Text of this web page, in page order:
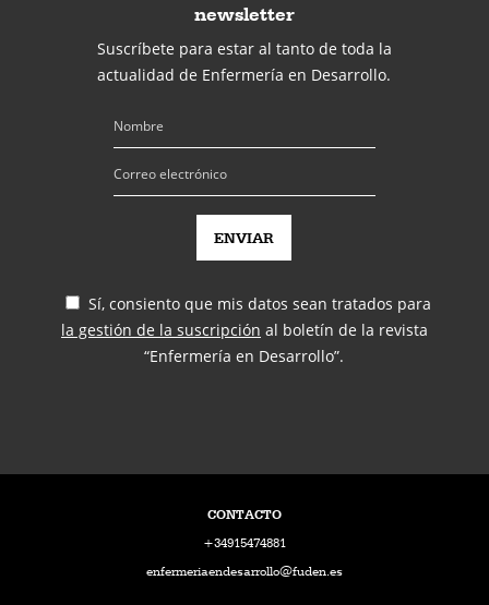
newsletter
Suscríbete para estar al tanto de toda la
actualidad de Enfermería en Desarrollo.
Sí, consiento que mis datos sean tratados para
la gestión de la suscripción al boletín de la revista
“Enfermería en Desarrollo”.
CONTACTO
+34915474881
enfermeriaendesarrollo@fuden.es